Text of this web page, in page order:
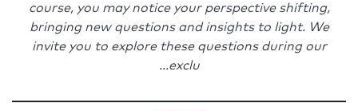
course, you may notice your perspective shifting,
bringing new questions and insights to light. We
invite you to explore these questions during our
exclu...